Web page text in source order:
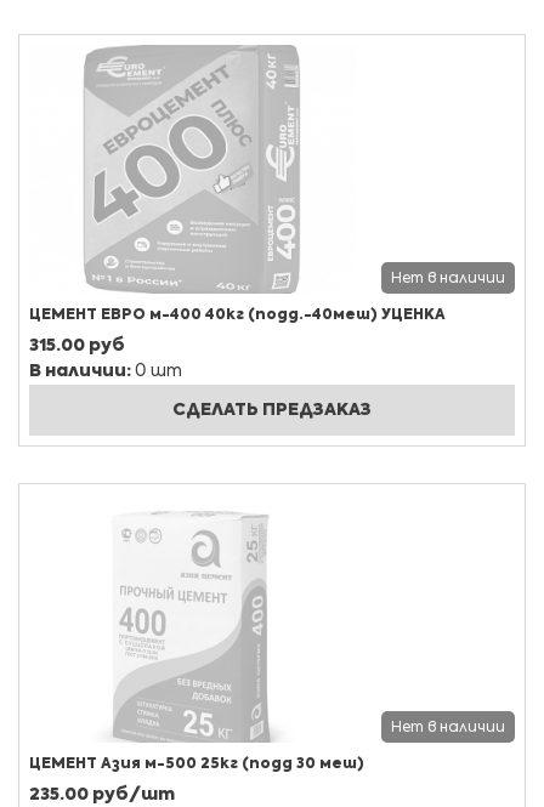
Нет в наличии
ЦЕМЕНТ ЕВРО м-400 40кг (подд.-40меш) УЦЕНКА
315.00 руб
В наличии: 0 шт
СДЕЛАТЬ ПРЕДЗАКАЗ
Нет в наличии
ЦЕМЕНТ Азия м-500 25кг (подд 30 меш)
235.00 руб/шт